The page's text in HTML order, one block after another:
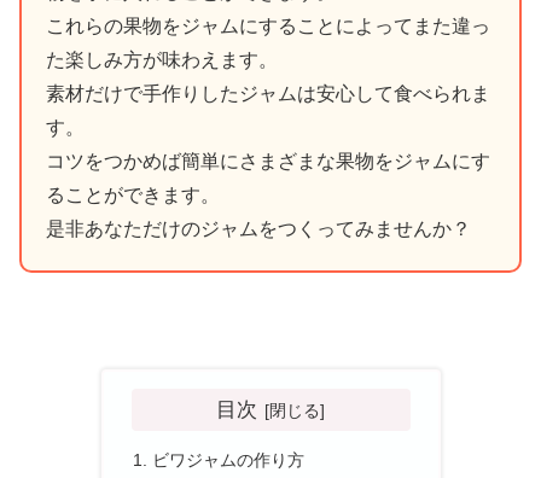
これらの果物をジャムにすることによってまた違っ
た楽しみ方が味わえます。
素材だけで手作りしたジャムは安心して食べられま
す。
コツをつかめば簡単にさまざまな果物をジャムにす
ることができます。
是非あなただけのジャムをつくってみませんか？
目次
ビワジャムの作り方